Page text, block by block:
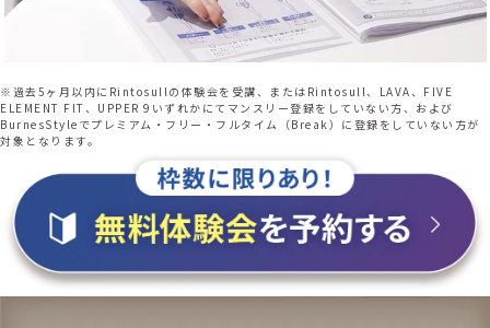
※過去5ヶ月以内にRintosullの体験会を受講、またはRintosull、LAVA、FIVE
ELEMENT FIT、UPPER 9いずれかにてマンスリー登録をしていない方、および
BurnesStyleでプレミアム・フリー・フルタイム（Break）に登録をしていない方が
対象となります。